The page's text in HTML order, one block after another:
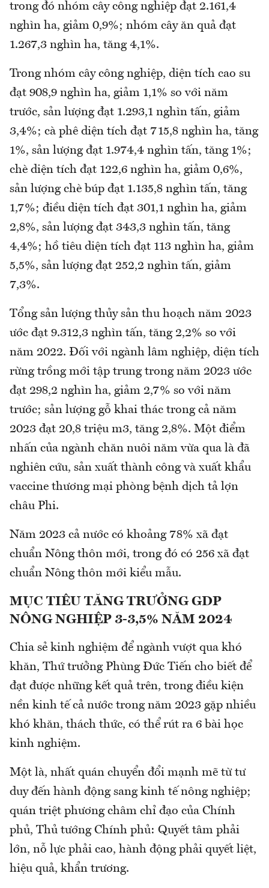
trong đó nhóm cây công nghiệp đạt 2.161,4
nghìn ha, giảm 0,9%; nhóm cây ăn quả đạt
1.267,3 nghìn ha, tăng 4,1%.
Trong nhóm cây công nghiệp, diện tích cao su
đạt 908,9 nghìn ha, giảm 1,1% so với năm
trước, sản lượng đạt 1.293,1 nghìn tấn, giảm
3,4%; cà phê diện tích đạt 715,8 nghìn ha, tăng
1%, sản lượng đạt 1.974,4 nghìn tấn, tăng 1%;
chè diện tích đạt 122,6 nghìn ha, giảm 0,6%,
sản lượng chè búp đạt 1.135,8 nghìn tấn, tăng
1,7%; điều diện tích đạt 301,1 nghìn ha, giảm
2,8%, sản lượng đạt 343,3 nghìn tấn, tăng
4,4%; hồ tiêu diện tích đạt 113 nghìn ha, giảm
5,5%, sản lượng đạt 252,2 nghìn tấn, giảm
7,3%.
Tổng sản lượng thủy sản thu hoạch năm 2023
ước đạt 9.312,3 nghìn tấn, tăng 2,2% so với
năm 2022. Đối với ngành lâm nghiệp, diện tích
rừng trồng mới tập trung trong năm 2023 ước
đạt 298,2 nghìn ha, giảm 2,7% so với năm
trước; sản lượng gỗ khai thác trong cả năm
2023 đạt 20,8 triệu m3, tăng 2,8%. Một điểm
nhấn của ngành chăn nuôi năm vừa qua là đã
nghiên cứu, sản xuất thành công và xuất khẩu
vaccine thương mại phòng bệnh dịch tả lợn
châu Phi.
Năm 2023 cả nước có khoảng 78% xã đạt
chuẩn Nông thôn mới, trong đó có 256 xã đạt
chuẩn Nông thôn mới kiểu mẫu.
MỤC TIÊU TĂNG TRƯỞNG GDP
NÔNG NGHIỆP 3-3,5% NĂM 2024
Chia sẻ kinh nghiệm để ngành vượt qua khó
khăn, Thứ trưởng Phùng Đức Tiến cho biết để
đạt được những kết quả trên, trong điều kiện
nền kinh tế cả nước trong năm 2023 gặp nhiều
khó khăn, thách thức, có thể rút ra 6 bài học
kinh nghiệm.
Một là, nhất quán chuyển đổi mạnh mẽ từ tư
duy đến hành động sang kinh tế nông nghiệp;
quán triệt phương châm chỉ đạo của Chính
phủ, Thủ tướng Chính phủ: Quyết tâm phải
lớn, nỗ lực phải cao, hành động phải quyết liệt,
hiệu quả, khẩn trương.